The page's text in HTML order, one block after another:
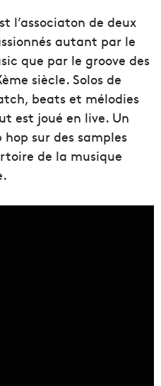
l’associaton de deux
autant par le
que par le groove des
siècle. Solos de
beats et mélodies
est joué en live. Un
sur des samples
de la musique